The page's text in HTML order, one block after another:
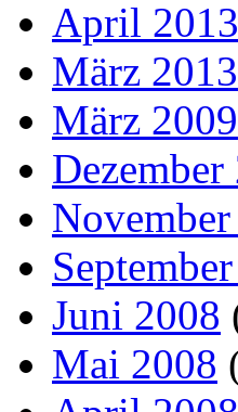
April 2013
März 2013
März 2009
Dezember
Juni 2008
Mai 2008